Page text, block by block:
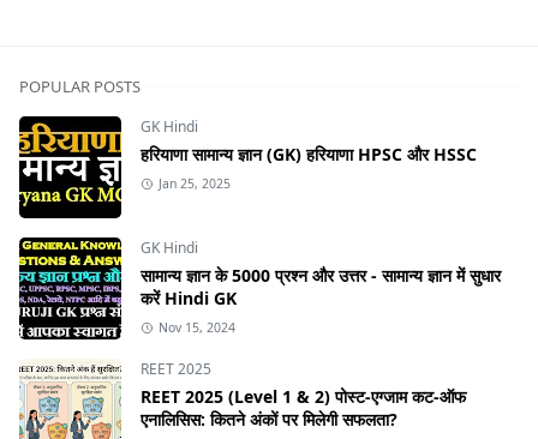
POPULAR POSTS
GK Hindi
हरियाणा सामान्य ज्ञान (GK) हरियाणा HPSC और HSSC
Jan 25, 2025
GK Hindi
सामान्य ज्ञान के 5000 प्रश्न और उत्तर - सामान्य ज्ञान में सुधार
करें Hindi GK
Nov 15, 2024
REET 2025
REET 2025 (Level 1 & 2) पोस्ट-एग्जाम कट-ऑफ
एनालिसिस: कितने अंकों पर मिलेगी सफलता?